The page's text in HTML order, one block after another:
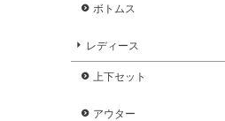
ボトムス
レディース
上下セット
アウター